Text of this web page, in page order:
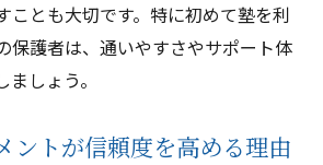
ことも大切です。特に初めて塾を利
保護者は、通いやすさやサポート体
しょう。
ントが信頼度を高める理由